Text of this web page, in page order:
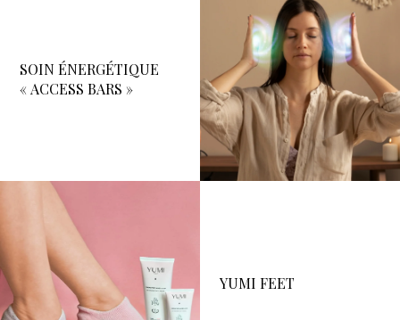
SOIN ÉNERGÉTIQUE
« ACCESS BARS »
YUMI FEET